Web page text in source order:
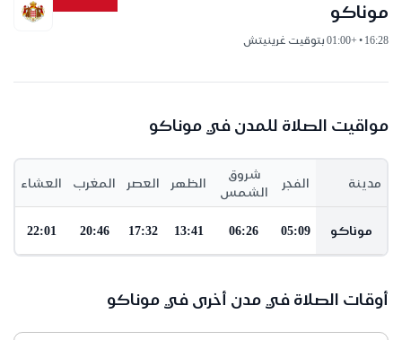
موناكو
16:28 • +01:00 بتوقيت غرينيتش
مواقيت الصلاة للمدن في موناكو
مدينة الفجر
شروق
الشمس
الظهر العصر المغرب العشاء
موناكو 05:09
06:26
13:41
17:32
20:46
22:01
أوقات الصلاة في مدن أخرى في موناكو